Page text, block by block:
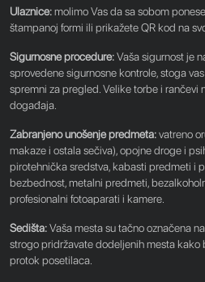
Ulaznice:molimo Vas da sa sobom
štampanoj formi ili prikažete QR kod na
Sigurnosne procedure:Vaša sigurnost je
sprovedene sigurnosne kontrole, stoga
spremni za pregled. Velike torbe i rančevi
događaja.
Zabranjeno unošenje predmeta:vatreno
makaze i ostala sečiva), opojne droge i
pirotehnička sredstva, kabasti predmeti i
bezbednost, metalni predmeti,
profesionalni fotoaparati i kamere.
Sedišta:Vaša mesta su tačno označena
strogo pridržavate dodeljenih mesta kako
protok posetilaca.